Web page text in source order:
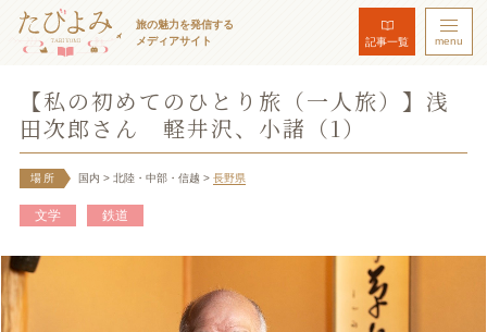
旅の魅力を発信する
メディアサイト
記事一覧 menu
【私の初めてのひとり旅（一人旅）】浅
田次郎さん 軽井沢、小諸（1）
場所 国内 > 北陸・中部・信越 > 長野県
文学 鉄道